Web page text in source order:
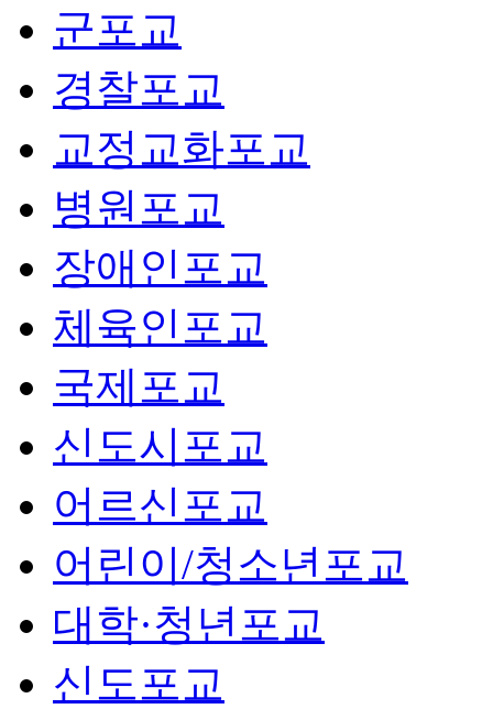
군포교
경찰포교
교정교화포교
병원포교
장애인포교
체육인포교
국제포교
신도시포교
어르신포교
어린이/청소년포교
대학·청년포교
신도포교